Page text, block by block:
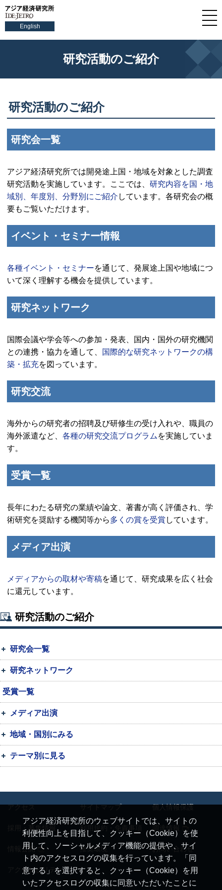
English
研究活動のご紹介
研究活動のご紹介
研究会一覧
アジア経済研究所では開発途上国・地域を対象とした調査
研究活動を実施しています。ここでは、 研究内容を国・地
域別、年度別、分野別にご紹介 しています。各研究会の概
要もご覧いただけます。
イベント・セミナー情報
各種イベント・セミナーを通じて、発展途上国や地域につ
いて深く理解する機会を提供しています。
研究ネットワーク
国際会議や学会等への参加・発表、国内・国外の研究機関
との連携・協力を通して、
国際的な研究ネットワークの構
築・拡充を図っています。
研究交流
海外からの研究者の招聘及び研修生の受け入れや、職員の
海外派遣など、 各種の研究交流プログラム を実施していま
す。
受賞一覧
長年にわたる研究の業績や論文、著書が高く評価され、学
術研究を奨励する機関等から多くの賞を受賞 しています。
メディア出演
メディアからの取材や寄稿を通じて、研究成果を広く社会
に還元しています。
研究活動のご紹介
研究会一覧
研究ネットワーク
受賞一覧
メディア出演
地域・国別にみる
テーマ別に見る
アジア経済研究所のウェブサイトでは、サイトの
利便性向上を目指して、クッキー（Cookie）を使
用して、ソーシャルメディア機能の提供や、サイ
ト内のアクセスログの収集を行っています。「同
意する」を選択すると、クッキー（Cookie）を用
いたアクセスログの収集に同意いただいたことに
アクセス サイトマップ 個人情報保護
採用・募集情報 利用規約・免責事項
情報公開 推奨環境 お問い合わせ
アクセシビリティ